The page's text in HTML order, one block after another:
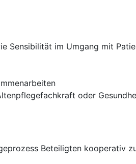
Sensibilität im Umgang mit
oder
Beteiligten kooperativ